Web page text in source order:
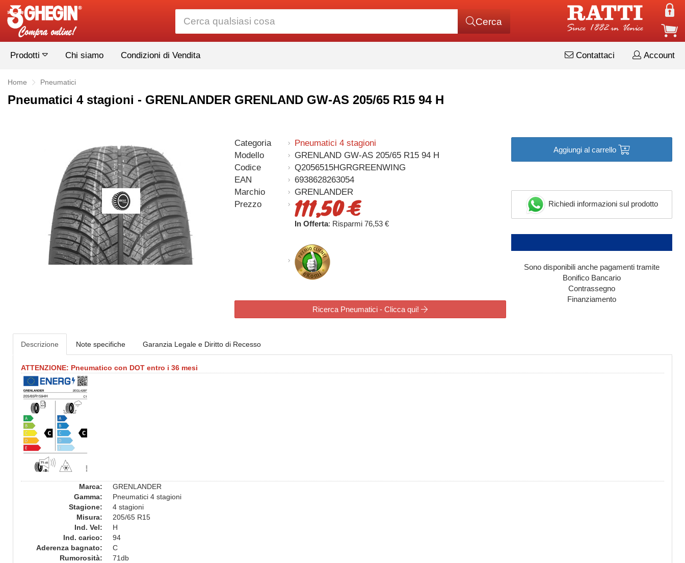
Cerca
Prodotti Chi siamo Condizioni di Vendita Account
Contattaci
Home Pneumatici
Pneumatici 4 stagioni - GRENLANDER GRENLAND GW-AS 205/65 R15 94 H
Categoria
Pneumatici 4 stagioni
Modello
GRENLAND GW-AS 205/65 R15 94 H
Codice
Q2056515HGRGREENWING
EAN
6938628263054
Marchio
GRENLANDER
Prezzo
111,50 €
In Offerta: Risparmi 76,53 €
Ricerca Pneumatici - Clicca qui!
Aggiungi al carrello
Richiedi informazioni sul prodotto
Sono disponibili anche pagamenti tramite
Bonifico Bancario
Contrassegno
Finanziamento
Descrizione Note specifiche Garanzia Legale e Diritto di Recesso
ATTENZIONE: Pneumatico con DOT entro i 36 mesi
Marca:
GRENLANDER
Gamma:
Pneumatici 4 stagioni
Stagione:
4 stagioni
Misura:
205/65 R15
Ind. Vel:
H
Ind. carico:
94
Aderenza bagnato:
C
Rumorosità:
71db